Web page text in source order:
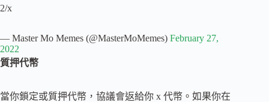
2/x
— Master Mo Memes (@MasterMoMemes) February 27,
2022
質押代幣
當你鎖定或質押代幣，協議會返給你 x 代幣。如果你在